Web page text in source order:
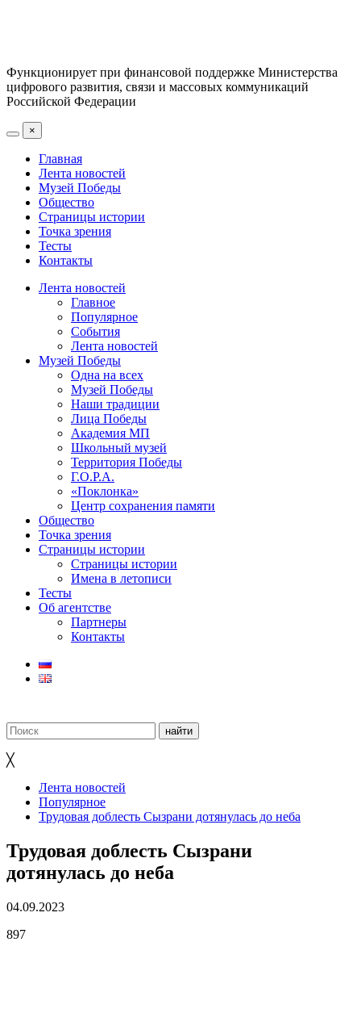
Функционирует при финансовой поддержке Министерства
цифрового развития, связи и массовых коммуникаций
Российской Федерации
×
Главная
Лента новостей
Музей Победы
Общество
Страницы истории
Точка зрения
Тесты
Контакты
Лента новостей
Главное
Популярное
События
Лента новостей
Музей Победы
Одна на всех
Музей Победы
Наши традиции
Лица Победы
Академия МП
Школьный музей
Территория Победы
Г.О.Р.А.
«Поклонка»
Центр сохранения памяти
Общество
Точка зрения
Страницы истории
Страницы истории
Имена в летописи
Тесты
Об агентстве
Партнеры
Контакты
╳
Лента новостей
Популярное
Трудовая доблесть Сызрани дотянулась до неба
Трудовая доблесть Сызрани
дотянулась до неба
04.09.2023
897